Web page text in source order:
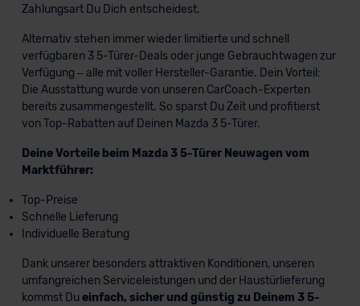
Zahlungsart Du Dich entscheidest.
Alternativ stehen immer wieder limitierte und schnell
verfügbaren 3 5-Türer-Deals oder junge Gebrauchtwagen zur
Verfügung – alle mit voller Hersteller-Garantie. Dein Vorteil:
Die Ausstattung wurde von unseren CarCoach-Experten
bereits zusammengestellt. So sparst Du Zeit und profitierst
von Top-Rabatten auf Deinen Mazda 3 5-Türer.
Deine Vorteile beim Mazda 3 5-Türer Neuwagen vom
Marktführer:
Top-Preise
Schnelle Lieferung
Individuelle Beratung
Dank unserer besonders attraktiven Konditionen, unseren
umfangreichen Serviceleistungen und der Haustürlieferung
kommst Du einfach, sicher und günstig zu Deinem 3 5-